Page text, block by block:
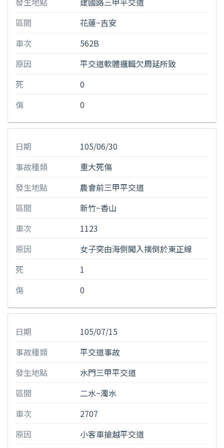
區間
花蓮~吉安
車次
562B
原因
平交道軟體邏輯欠周延所致
死
0
傷
0
日期
105/06/30
事故種類
重大死傷
發生地點
農會前三甲平交道
區間
新竹~香山
車次
1123
原因
女子突由海側闖入撲倒於東正線
死
1
傷
0
日期
105/07/15
事故種類
平交道事故
發生地點
水門三甲平交道
區間
二水~濁水
車次
2707
原因
小客車搶越平交道